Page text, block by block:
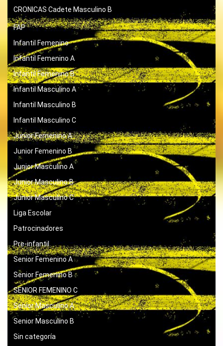
CRONICAS Cadete Masculino B
FAP
Infantil Femenino
Infantil Femenino A
Infantil Femenino B
Infantil Masculino A
Infantil Masculino B
Infantil Masculino C
Junior Femenino A
Junior Femenino B
Junior Masculino A
Junior Masculino B
Junior Masculino C
Liga Escolar
Patrocinadores
Pre-infantil
Senior Femenino A
Senior Femenino B
SENIOR FEMENINO C
Senior Masculino A
Senior Masculino B
Sin categoría